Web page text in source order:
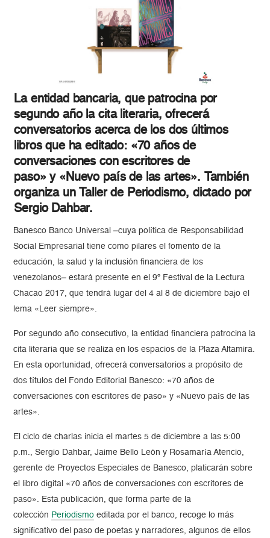
La entidad bancaria, que patrocina por
segundo año la cita literaria, ofrecerá
conversatorios acerca de los dos últimos
libros que ha editado: «70 años de
conversaciones con escritores de
paso» y «Nuevo país de las artes». También
organiza un Taller de Periodismo, dictado por
Sergio Dahbar.
Banesco Banco Universal –cuya política de Responsabilidad
Social Empresarial tiene como pilares el fomento de la
educación, la salud y la inclusión financiera de los
venezolanos– estará presente en el 9º Festival de la Lectura
Chacao 2017, que tendrá lugar del 4 al 8 de diciembre bajo el
lema «Leer siempre».
Por segundo año consecutivo, la entidad financiera patrocina la
cita literaria que se realiza en los espacios de la Plaza Altamira.
En esta oportunidad, ofrecerá conversatorios a propósito de
dos títulos del Fondo Editorial Banesco: «70 años de
conversaciones con escritores de paso» y «Nuevo país de las
artes».
El ciclo de charlas inicia el martes 5 de diciembre a las 5:00
p.m., Sergio Dahbar, Jaime Bello León y Rosamaría Atencio,
gerente de Proyectos Especiales de Banesco, platicarán sobre
el libro digital «70 años de conversaciones con escritores de
paso». Esta publicación, que forma parte de la
colección Periodismo editada por el banco, recoge lo más
significativo del paso de poetas y narradores, algunos de ellos